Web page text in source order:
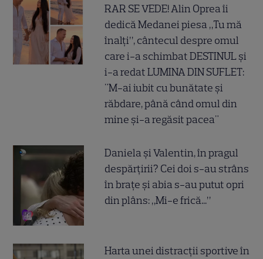
RAR SE VEDE! Alin Oprea îi
dedică Medanei piesa „Tu mă
înalți”, cântecul despre omul
care i-a schimbat DESTINUL și
i-a redat LUMINA DIN SUFLET:
"M-ai iubit cu bunătate și
răbdare, până când omul din
mine și-a regăsit pacea"
Daniela și Valentin, în pragul
despărțirii? Cei doi s-au strâns
în brațe și abia s-au putut opri
din plâns: „Mi-e frică...”
Harta unei distracții sportive în